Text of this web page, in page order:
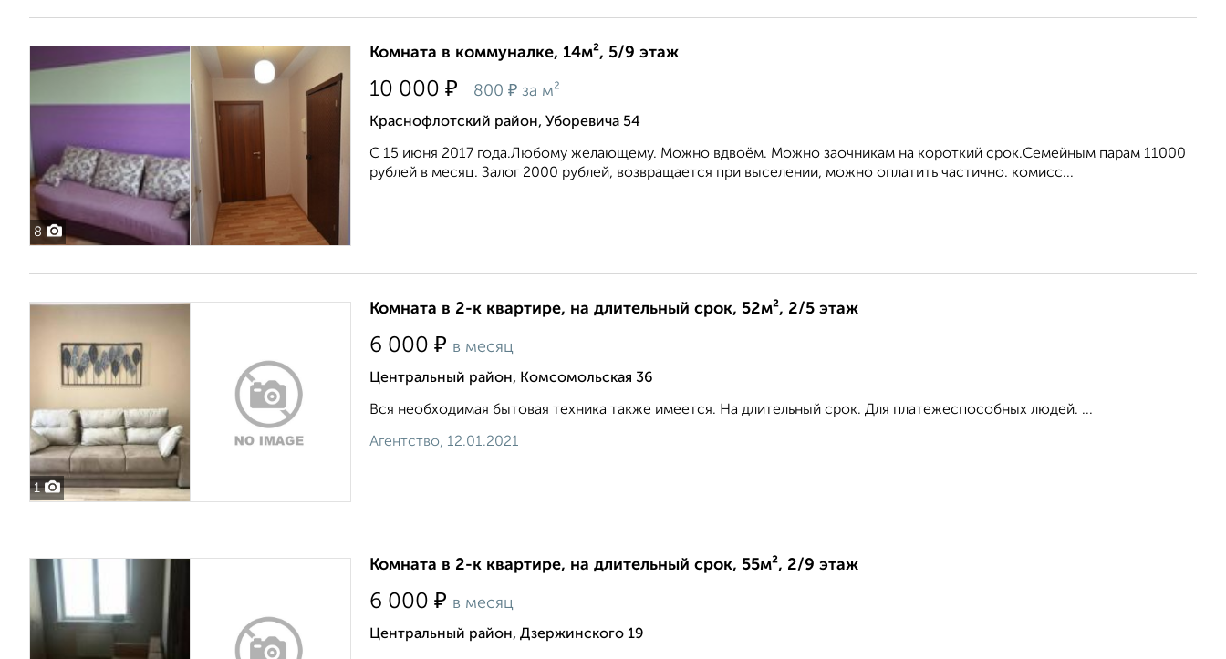
8
Комната в коммуналке, 14м², 5/9 этаж
10 000 ₽ 800 ₽ за м²
Краснофлотский район, Уборевича 54
С 15 июня 2017 года.Любому желающему. Можно вдвоём. Можно заочникам на короткий срок.Семейным парам 11000
рублей в месяц. Залог 2000 рублей, возвращается при выселении, можно оплатить частично. комисс...
1
Комната в 2-к квартире, на длительный срок, 52м², 2/5 этаж
6 000 ₽ в месяц
Центральный район, Комсомольская 36
Вся необходимая бытовая техника также имеется. На длительный срок. Для платежеспособных людей. ...
Агентство, 12.01.2021
Комната в 2-к квартире, на длительный срок, 55м², 2/9 этаж
6 000 ₽ в месяц
Центральный район, Дзержинского 19